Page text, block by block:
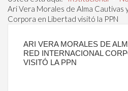
Ari Vera Morales de Alma Cautivas
Corpora en Libertad visitó la PPN
ARI VERA MORALES DE
RED INTERNACIONAL
VISITÓ LA PPN